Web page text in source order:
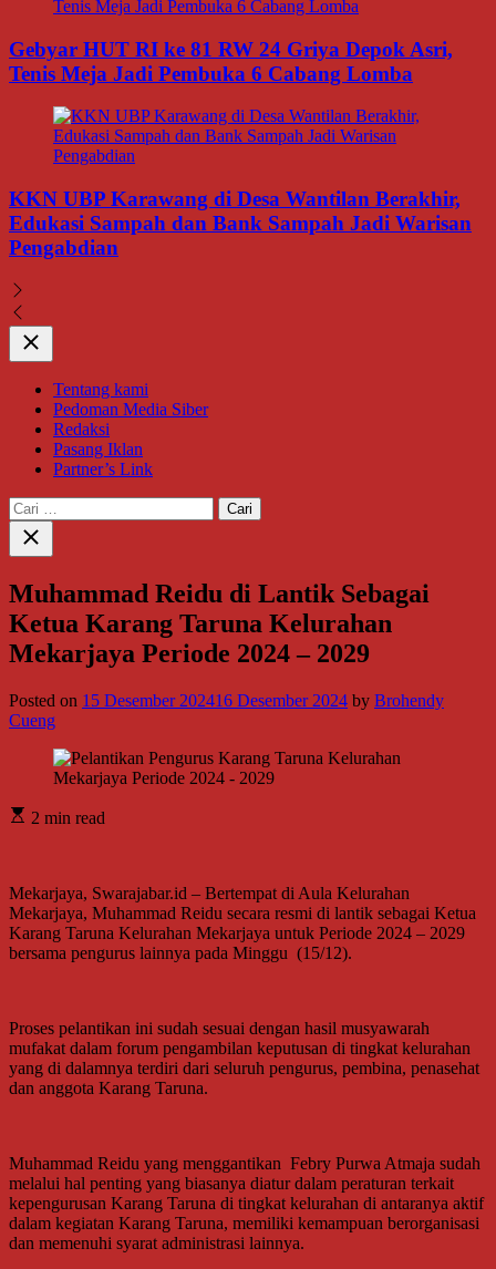
Gebyar HUT RI ke 81 RW 24 Griya Depok Asri,
Tenis Meja Jadi Pembuka 6 Cabang Lomba
KKN UBP Karawang di Desa Wantilan Berakhir,
Edukasi Sampah dan Bank Sampah Jadi Warisan
Pengabdian
Close
Tentang kami
Pedoman Media Siber
Redaksi
Pasang Iklan
Partner’s Link
Cari
untuk:
Close
search
Muhammad Reidu di Lantik Sebagai
Ketua Karang Taruna Kelurahan
Mekarjaya Periode 2024 – 2029
Posted on 15 Desember 202416 Desember 2024 by Brohendy
Cueng
2 min read
Mekarjaya, Swarajabar.id – Bertempat di Aula Kelurahan
Mekarjaya, Muhammad Reidu secara resmi di lantik sebagai Ketua
Karang Taruna Kelurahan Mekarjaya untuk Periode 2024 – 2029
bersama pengurus lainnya pada Minggu (15/12).
Proses pelantikan ini sudah sesuai dengan hasil musyawarah
mufakat dalam forum pengambilan keputusan di tingkat kelurahan
yang di dalamnya terdiri dari seluruh pengurus, pembina, penasehat
dan anggota Karang Taruna.
Muhammad Reidu yang menggantikan Febry Purwa Atmaja sudah
melalui hal penting yang biasanya diatur dalam peraturan terkait
kepengurusan Karang Taruna di tingkat kelurahan di antaranya aktif
dalam kegiatan Karang Taruna, memiliki kemampuan berorganisasi
dan memenuhi syarat administrasi lainnya.